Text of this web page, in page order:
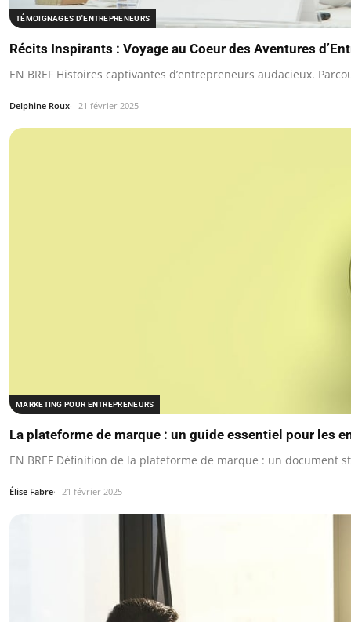
TÉMOIGNAGES D'ENTREPRENEURS
Récits Inspirants : Voyage au Coeur des Aventures
EN BREF Histoires captivantes d’entrepreneurs audacieux.
Delphine Roux 21 février 2025
MARKETING POUR ENTREPRENEURS
La plateforme de marque : un guide essentiel pour les
EN BREF Définition de la plateforme de marque : un document
Élise Fabre 21 février 2025